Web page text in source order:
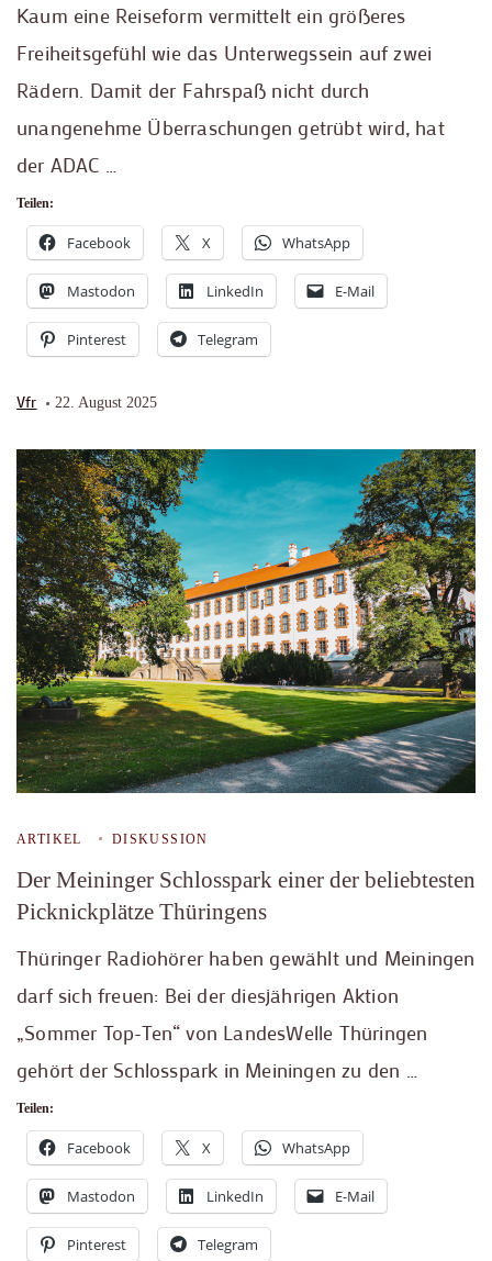
Kaum eine Reiseform vermittelt ein größeres
Freiheitsgefühl wie das Unterwegssein auf zwei
Rädern. Damit der Fahrspaß nicht durch
unangenehme Überraschungen getrübt wird, hat
der ADAC …
Teilen:
Facebook X WhatsApp
Mastodon LinkedIn E-Mail
Pinterest Telegram
Vfr 22. August 2025
ARTIKEL DISKUSSION
Der Meininger Schlosspark einer der beliebtesten
Picknickplätze Thüringens
Thüringer Radiohörer haben gewählt und Meiningen
darf sich freuen: Bei der diesjährigen Aktion
„Sommer Top-Ten“ von LandesWelle Thüringen
gehört der Schlosspark in Meiningen zu den …
Teilen:
Facebook X WhatsApp
Mastodon LinkedIn E-Mail
Pinterest Telegram